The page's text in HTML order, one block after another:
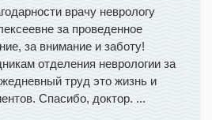
врачу неврологу
за проведенное
за внимание и заботу!
отделения неврологии за
труд это жизнь и
Спасибо, доктор. ...